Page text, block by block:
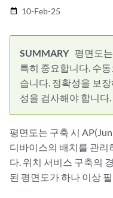
date_range 10-Feb-25
평면도
특히 중요합니다. 수
습니다. 정확성을 보
성을 검사해야 합니다.
평면도는 구축 시
디바이스의 배치를 관리
다. 위치 서비스 구축의
된 평면도가 하나 이상